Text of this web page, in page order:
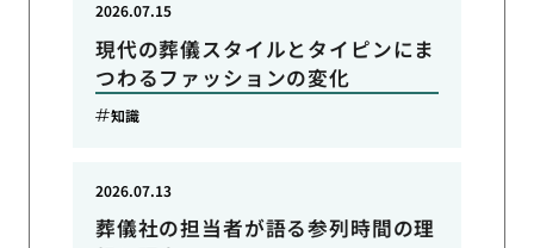
現代の葬儀スタイルとタイピンにま
つわるファッションの変化
2026.07.15
知識
葬儀社の担当者が語る参列時間の理
2026.07.13